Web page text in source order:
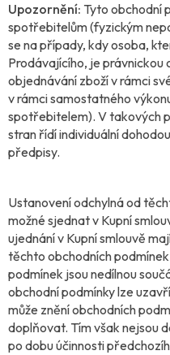
Upozornění: Tyto obchodní
spotřebitelům (fyzickým
se na případy, kdy osoba,
Prodávajícího, je právnickou
objednávání zboží v rámci
v rámci samostatného
spotřebitelem). V takových
stran řídí individuální
předpisy.
Ustanovení odchylná od
možné sjednat v Kupní
ujednání v Kupní smlouvě
těchto obchodních
podmínek jsou nedílnou
obchodní podmínky lze
může znění obchodních
doplňovat. Tím však nejsou
po dobu účinnosti